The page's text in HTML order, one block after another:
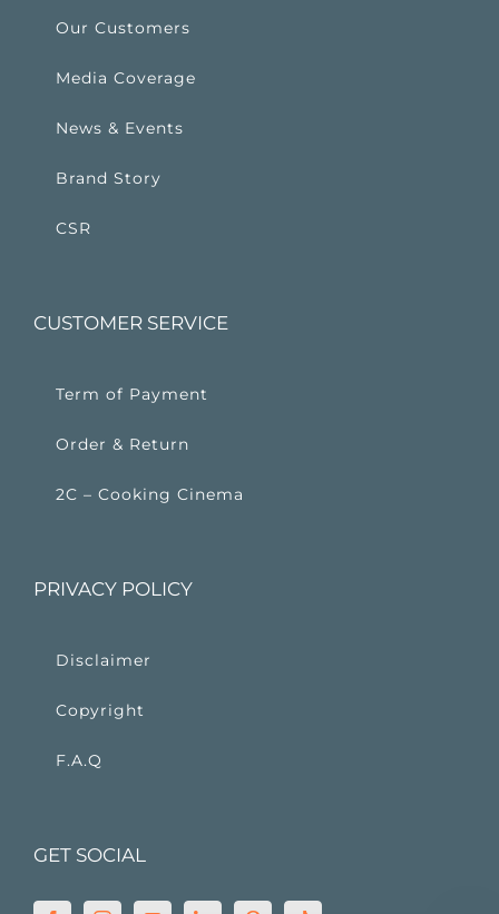
Our Customers
Media Coverage
News & Events
Brand Story
CSR
CUSTOMER SERVICE
Term of Payment
Order & Return
2C – Cooking Cinema
PRIVACY POLICY
Disclaimer
Copyright
F.A.Q
GET SOCIAL